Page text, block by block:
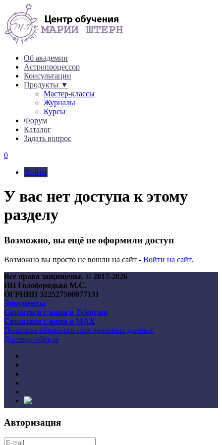
Об академии
Астропроцессор
Консультации
Продукты ▼
Мастер-классы
Журналы
Курсы
Форум
Каталог
Задать вопрос
0
Войти
У вас нет доступа к этому
разделу
Возможно, вы ещё не оформили доступ
Возможно вы просто не вошли на сайт - Войти на сайт.
Все права защищены. © 2017-2026
ИП Голобородько М.С.
ОГРНИП 322527500077131
Документы
Связаться с нами в Telegram
Связаться с нами в MAX
Политика обработки персональных данных
Договор-оферта
Авторизация